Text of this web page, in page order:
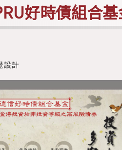
好時債組合
計